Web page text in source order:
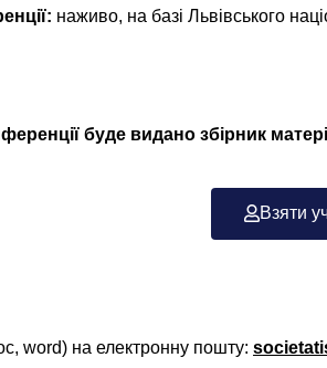
: наживо, на базі Львівського
буде видано збірник
Взяти
word) на електронну пошту: